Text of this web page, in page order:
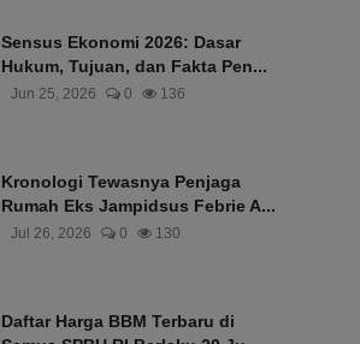
Sensus Ekonomi 2026: Dasar
Hukum, Tujuan, dan Fakta Pen...
Jun 25, 2026 0 136
Kronologi Tewasnya Penjaga
Rumah Eks Jampidsus Febrie A...
Jul 26, 2026 0 130
Daftar Harga BBM Terbaru di